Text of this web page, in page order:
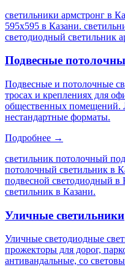
светильники армстронг в
595х595 в Казани.
светодиодный светильник
Подвесные
Подвесные и потолочные
тросах и креплениях для
общественных помещений.
нестандартные форматы.
Подробнее →
светильник потолочный
потолочный светильник в
подвесной светодиодный в
светильник в Казани.
Уличные светильники
Уличные светодиодные
прожекторы для дорог,
антивандальные, со